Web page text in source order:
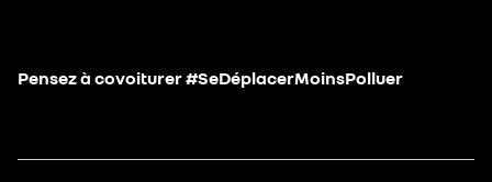
Pensez à covoiturer #SeDéplacerMoinsPolluer